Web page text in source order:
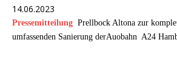
14.06.2023
Pressemitteilung Prellbock Altona zur
umfassenden Sanierung derAuobahn A24